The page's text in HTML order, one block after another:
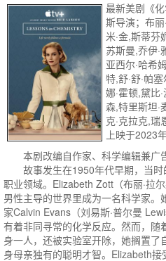
最新美剧《
斯导演；布丽
米·金,斯蒂芬
苏斯曼,乔伊·
亚西尔·哈希
特,舒·舒·帕
娜·霍顿,黛比
森,特里斯坦·
克·克拉克,瑞
上映于2023年
本剧改编自作家、科学编辑兼广告
故事发生在1950年代早期，当时
职业领域。Elizabeth Zott（布丽·拉
男性主导的世界里成为一名科学家
家Calvin Evans（刘易斯·普尔曼
有着非同寻常的化学反应。然而，随
身一人，还被实验室开除，她搁置
身母亲独有的聪明才智。Elizabeth